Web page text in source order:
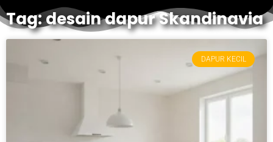
Tag: desain dapur Skandinavia
DAPUR KECIL